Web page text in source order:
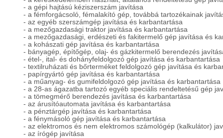
- a gépi hajtású kéziszerszám javítása
- a fémforgácsoló, fémalakító gép, továbbá tartozékainak
- az egyéb szerszámgép javítása és karbantartása
- a mezőgazdasági traktor javítása és karbantartása
- a mezőgazdasági, erdészeti és fakitermelő gép javítása és
- a kohászati gép javítása és karbantartása
- bányagép, építőgép, olaj- és gázkitermelő berendezés
- étel-, ital- és dohányfeldolgozó gép javítása és karbantartása
- textilruházati és bőrterméket feldolgozó gép javítása és
- papírgyártó gép javítása és karbantartása
- a műanyag- és gumifeldolgozó gép javítása és karbantartása
- a 28-as ágazatba tartozó egyéb speciális rendeltetésű gép
- a tömegmérő berendezés javítása és karbantartása
- az árusítóautomata javítása és karbantartása
- a pénztárgép javítása és karbantartása
- a fénymásoló gép javítása és karbantartása
- az elektromos és nem elektromos számológép (kalkulátor)
- az írógép javítása